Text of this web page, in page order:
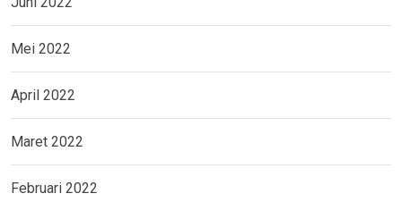
Mei 2022
April 2022
Maret 2022
Februari 2022